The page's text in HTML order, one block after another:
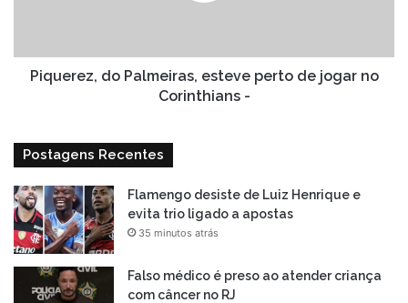
Corinthians
Piquerez, do Palmeiras, esteve perto de jogar no
Corinthians -
Postagens Recentes
Flamengo desiste de Luiz Henrique e
evita trio ligado a apostas
35 minutos atrás
Falso médico é preso ao atender criança
com câncer no RJ